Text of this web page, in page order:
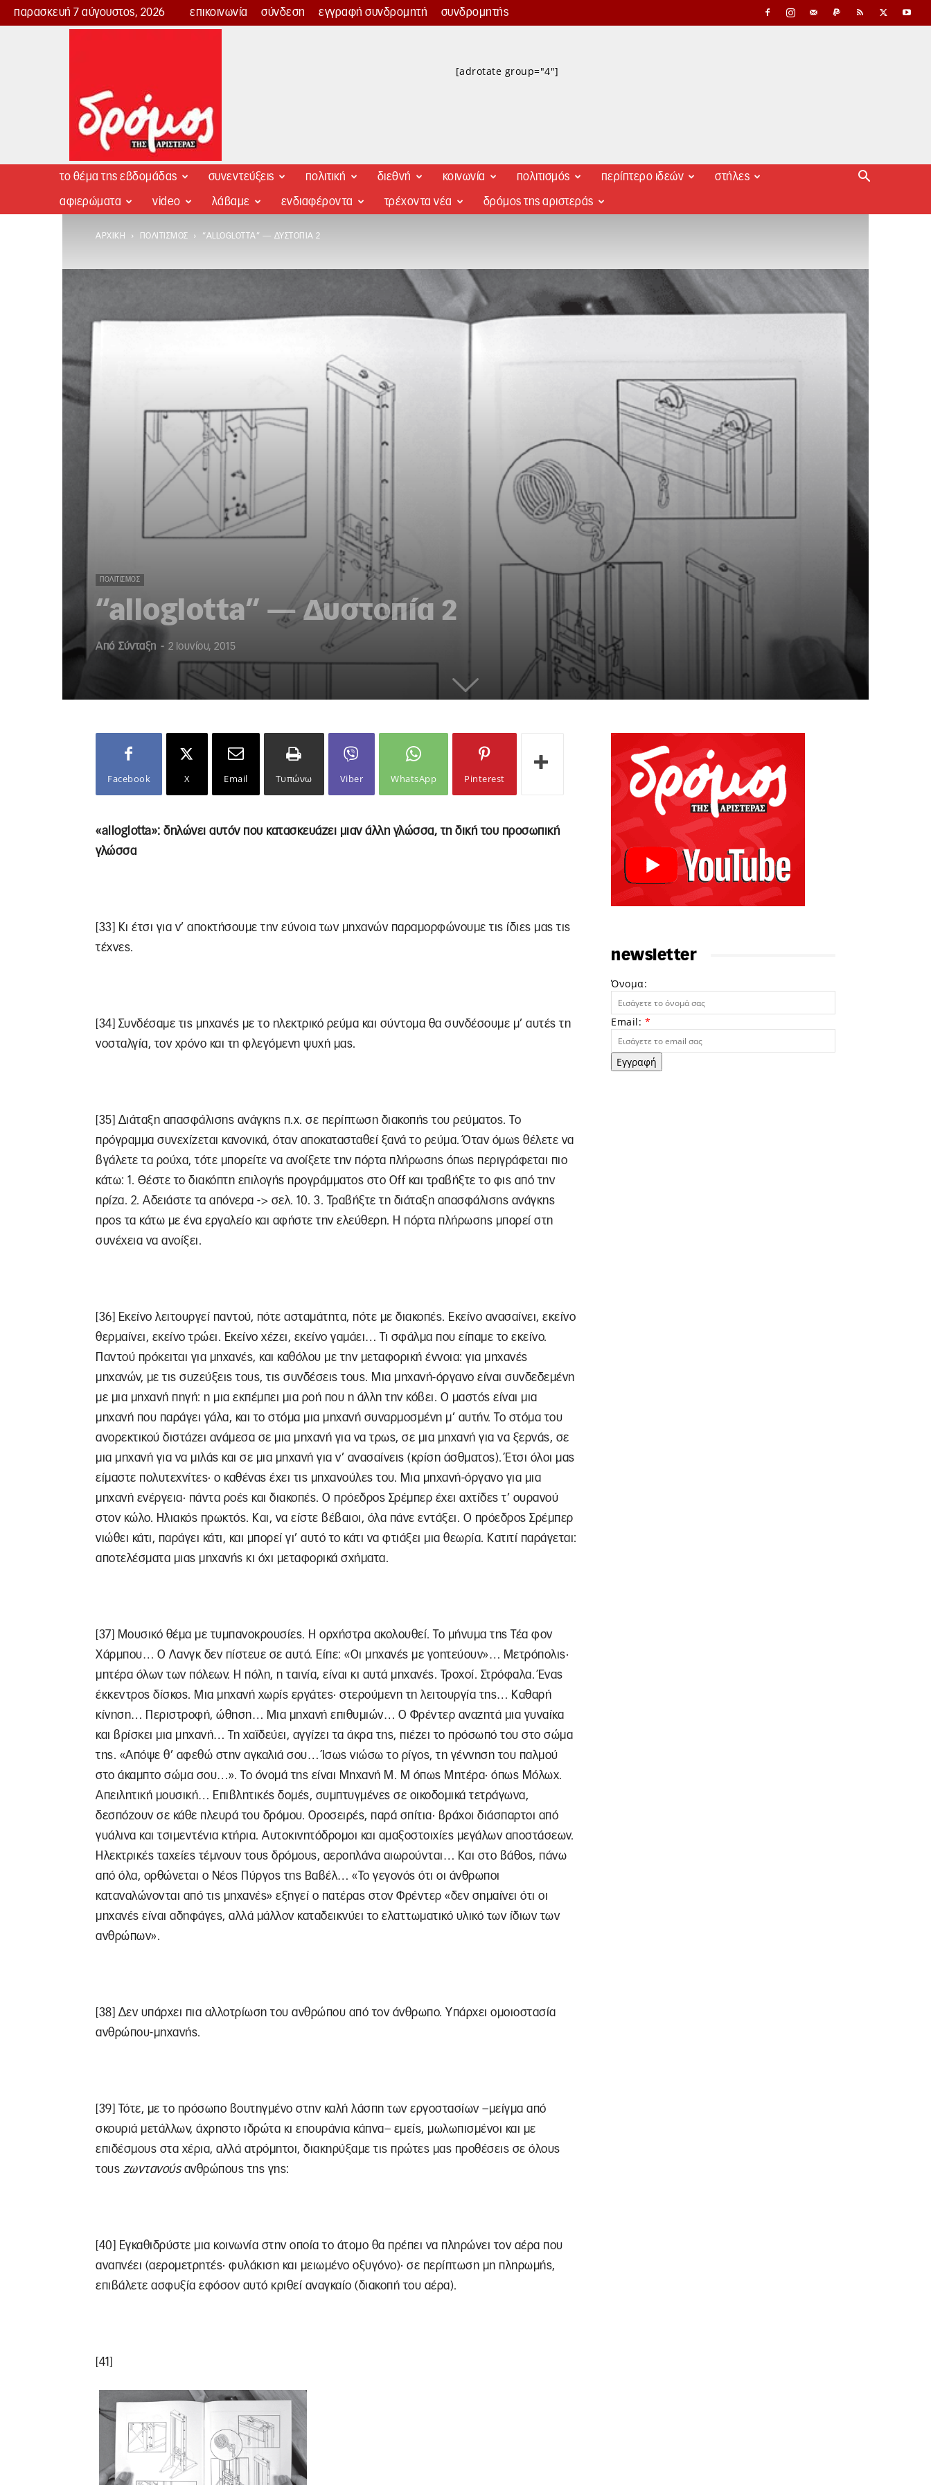
παρασκευή 7 αύγουστος, 2026 επικοινωνία σύνδεση εγγραφή συνδρομητή συνδρομητής
Δρόμος
[adrotate group="4"]
το θέμα της εβδομάδας συνεντεύξεις πολιτική διεθνή κοινωνία πολιτισμός περίπτερο ιδεών στήλες
αφιερώματα video λάβαμε ενδιαφέροντα τρέχοντα νέα δρόμος της αριστεράς
ΑΡΧΙΚΉ ΠΟΛΙΤΙΣΜΌΣ “ALLOGLOTTA” — ΔΥΣΤΟΠΊΑ 2
ΠΟΛΙΤΙΣΜΌΣ
“alloglotta” — Δυστοπία 2
Από Σύνταξη - 2 Ιουνίου, 2015
Facebook X Email Τυπώνω Viber WhatsApp Pinterest
«alloglotta»: δηλώνει αυτόν που κατασκευάζει μιαν άλλη γλώσσα, τη δική του προσωπική
γλώσσα
[33] Κι έτσι για ν’ αποκτήσουμε την εύνοια των μηχανών παραμορφώνουμε τις ίδιες μας τις
τέχνες.
[34] Συνδέσαμε τις μηχανές με το ηλεκτρικό ρεύμα και σύντομα θα συνδέσουμε μ’ αυτές τη
νοσταλγία, τον χρόνο και τη φλεγόμενη ψυχή μας.
[35] Διάταξη απασφάλισης ανάγκης π.χ. σε περίπτωση διακοπής του ρεύματος. Το
πρόγραμμα συνεχίζεται κανονικά, όταν αποκατασταθεί ξανά το ρεύμα. Όταν όμως θέλετε να
βγάλετε τα ρούχα, τότε μπορείτε να ανοίξετε την πόρτα πλήρωσης όπως περιγράφεται πιο
κάτω: 1. Θέστε το διακόπτη επιλογής προγράμματος στο Off και τραβήξτε το φις από την
πρίζα. 2. Αδειάστε τα απόνερα -> σελ. 10. 3. Τραβήξτε τη διάταξη απασφάλισης ανάγκης
προς τα κάτω με ένα εργαλείο και αφήστε την ελεύθερη. Η πόρτα πλήρωσης μπορεί στη
συνέχεια να ανοίξει.
[36] Εκείνο λειτουργεί παντού, πότε ασταμάτητα, πότε με διακοπές. Εκείνο ανασαίνει, εκείνο
θερμαίνει, εκείνο τρώει. Εκείνο χέζει, εκείνο γαμάει… Τι σφάλμα που είπαμε το εκείνο.
Παντού πρόκειται για μηχανές, και καθόλου με την μεταφορική έννοια: για μηχανές
μηχανών, με τις συζεύξεις τους, τις συνδέσεις τους. Μια μηχανή-όργανο είναι συνδεδεμένη
με μια μηχανή πηγή: η μια εκπέμπει μια ροή που η άλλη την κόβει. Ο μαστός είναι μια
μηχανή που παράγει γάλα, και το στόμα μια μηχανή συναρμοσμένη μ’ αυτήν. Το στόμα του
ανορεκτικού διστάζει ανάμεσα σε μια μηχανή για να τρως, σε μια μηχανή για να ξερνάς, σε
μια μηχανή για να μιλάς και σε μια μηχανή για ν’ ανασαίνεις (κρίση άσθματος). Έτσι όλοι μας
είμαστε πολυτεχνίτες· ο καθένας έχει τις μηχανούλες του. Μια μηχανή-όργανο για μια
μηχανή ενέργεια· πάντα ροές και διακοπές. Ο πρόεδρος Σρέμπερ έχει αχτίδες τ’ ουρανού
στον κώλο. Ηλιακός πρωκτός. Και, να είστε βέβαιοι, όλα πάνε εντάξει. Ο πρόεδρος Σρέμπερ
νιώθει κάτι, παράγει κάτι, και μπορεί γι’ αυτό το κάτι να φτιάξει μια θεωρία. Κατιτί παράγεται:
αποτελέσματα μιας μηχανής κι όχι μεταφορικά σχήματα.
[37] Μουσικό θέμα με τυμπανοκρουσίες. Η ορχήστρα ακολουθεί. Το μήνυμα της Τέα φον
Χάρμπου… Ο Λανγκ δεν πίστευε σε αυτό. Είπε: «Οι μηχανές με γοητεύουν»… Μετρόπολις·
μητέρα όλων των πόλεων. Η πόλη, η ταινία, είναι κι αυτά μηχανές. Τροχοί. Στρόφαλα. Ένας
έκκεντρος δίσκος. Μια μηχανή χωρίς εργάτες· στερούμενη τη λειτουργία της… Καθαρή
κίνηση… Περιστροφή, ώθηση… Μια μηχανή επιθυμιών… Ο Φρέντερ αναζητά μια γυναίκα
και βρίσκει μια μηχανή… Τη χαϊδεύει, αγγίζει τα άκρα της, πιέζει το πρόσωπό του στο σώμα
της. «Απόψε θ’ αφεθώ στην αγκαλιά σου… Ίσως νιώσω το ρίγος, τη γέννηση του παλμού
στο άκαμπτο σώμα σου…». Το όνομά της είναι Μηχανή Μ. Μ όπως Μητέρα· όπως Μόλωχ.
Απειλητική μουσική… Επιβλητικές δομές, συμπτυγμένες σε οικοδομικά τετράγωνα,
δεσπόζουν σε κάθε πλευρά του δρόμου. Οροσειρές, παρά σπίτια· βράχοι διάσπαρτοι από
γυάλινα και τσιμεντένια κτήρια. Αυτοκινητόδρομοι και αμαξοστοιχίες μεγάλων αποστάσεων.
Ηλεκτρικές ταχείες τέμνουν τους δρόμους, αεροπλάνα αιωρούνται… Και στο βάθος, πάνω
από όλα, ορθώνεται ο Νέος Πύργος της Βαβέλ… «Το γεγονός ότι οι άνθρωποι
καταναλώνονται από τις μηχανές» εξηγεί ο πατέρας στον Φρέντερ «δεν σημαίνει ότι οι
μηχανές είναι αδηφάγες, αλλά μάλλον καταδεικνύει το ελαττωματικό υλικό των ίδιων των
ανθρώπων».
[38] Δεν υπάρχει πια αλλοτρίωση του ανθρώπου από τον άνθρωπο. Υπάρχει ομοιοστασία
ανθρώπου-μηχανής.
[39] Τότε, με το πρόσωπο βουτηγμένο στην καλή λάσπη των εργοστασίων –μείγμα από
σκουριά μετάλλων, άχρηστο ιδρώτα κι επουράνια κάπνα– εμείς, μωλωπισμένοι και με
επιδέσμους στα χέρια, αλλά ατρόμητοι, διακηρύξαμε τις πρώτες μας προθέσεις σε όλους
τους ζωντανούςανθρώπους της γης:
[40] Εγκαθιδρύστε μια κοινωνία στην οποία το άτομο θα πρέπει να πληρώνει τον αέρα που
αναπνέει (αερομετρητές· φυλάκιση και μειωμένο οξυγόνο)· σε περίπτωση μη πληρωμής,
επιβάλετε ασφυξία εφόσον αυτό κριθεί αναγκαίο (διακοπή του αέρα).
[41]
newsletter
Όνομα:
Email: *
Εγγραφή